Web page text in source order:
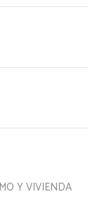
Y VIVIENDA